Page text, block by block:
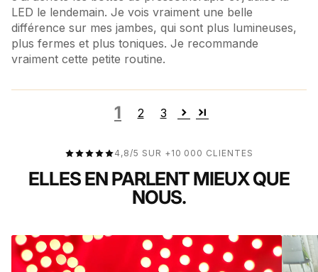
LED le lendemain. Je vois vraiment une belle
différence sur mes jambes, qui sont plus lumineuses,
plus fermes et plus toniques. Je recommande
vraiment cette petite routine.
1 2 3
4,8/5 SUR +10 000 CLIENTES
ELLES EN PARLENT MIEUX QUE
NOUS.